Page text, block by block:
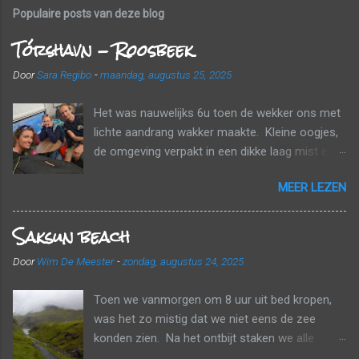
Populaire posts van deze blog
Tórshavn - Roosbeek
DoorSara Regibo -maandag, augustus 25, 2025
Het was nauwelijks 6u toen de wekker ons met
lichte aandrang wakker maakte. Kleine oogjes,
de omgeving verpakt in een dikke laag mist en
echt ontbijt was het nog te vroeg, maar we
kregen wel elk nog een papieren zak mee met
een banaan, een croissant en een fruitsapje.
Tussen de wolken en de mist probeerden we
onderweg nog zo veel mogelijk van het
tankbeurt, de huurauto inleveren en dan gaan
aanschuiven. De luchthaven bestaat uit één
enkele terminal en er was één rij om aan te
MEER LEZEN
Saksun beach
DoorWim De Meester -zondag, augustus 24, 2025
Toen we vanmorgen om 8 uur uit bed kropen,
was het zo mistig dat we niet eens de zee
konden zien. Na het ontbijt staken we alle